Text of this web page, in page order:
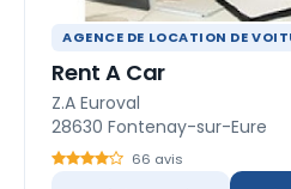
AGENCE DE LOCATION DE
Rent A Car
Z.A Euroval
28630 Fontenay-sur-Eure
66 avis